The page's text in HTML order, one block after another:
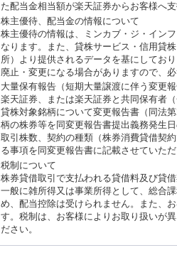
た配当金相当額が楽天証券からお客様へ
株主優待、配当金の情報について
株主優待の情報は、ミンカブ・ジ・イン
なります。また、貸株サービス・信用貸
所）より提供されるデータを基にしてお
廃止・変更になる場合がありますので、
大量保有報告（短期大量譲渡に伴う変更
楽天証券、または楽天証券と共同保有者
貸株対象銘柄について変更報告書（同法
柄の株券等を同変更報告書提出義務発生
取引株数、契約の種類（株券消費貸借契
る事項を同変更報告書に記載させていた
税制について
株券貸借取引で支払われる貸借料及び貸
一般に雑所得又は事業所得として、総合
め、配当控除は受けられません。また、
す。税制は、お客様によりお取り扱いが
ださい。